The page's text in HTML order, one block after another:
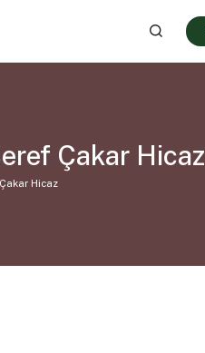
Çakar Hicaz
Hicaz